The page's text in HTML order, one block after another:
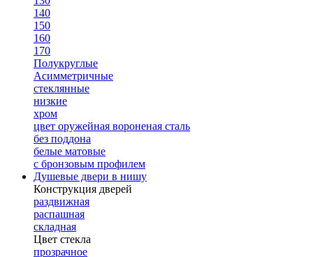
140
150
160
170
Полукруглые
Асимметричные
стеклянные
низкие
хром
цвет оружейная вороненая сталь
без поддона
белые матовые
с бронзовым профилем
Душевые двери в нишу
Конструкция дверей
раздвижная
распашная
складная
Цвет стекла
прозрачное